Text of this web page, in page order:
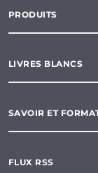
PRODUITS
LIVRES BLANCS
SAVOIR ET
FLUX RSS